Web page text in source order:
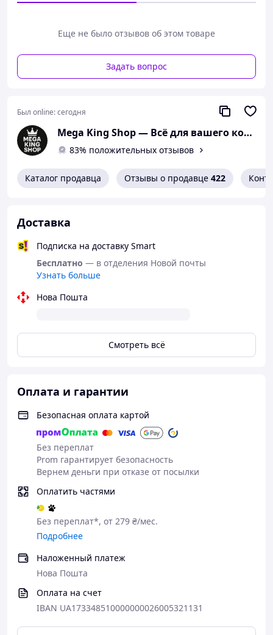
Теневой парус– незаменимый аксессуар
воздухе.
Универсальное крепление специально
комфортного использования тентов парус
в любых условиях и для любых целей.
Компактная упаковка позволит с легкостью
хранить тент в межсезонье или взять его с
Размер: 4х4 м
Материал: Оксфорд
Плотность: 150гр/м2
Степень затенения: 95%
стали
отрезом
Покрытие нитей: защита от УФ;
влагоотталкивающая пропитка.
Еще не было отзывов об этом товаре
Задать вопрос
Был online:сегодня
Mega King Shop — Всё для вашего комфорта, отдыха и безопасности
83% положительных отзывов
Каталог продавца Отзывы о продавце 422
Доставка
Подписка на доставку Smart
Бесплатно — в отделения Новой почты
Узнать больше
Нова Пошта
Смотреть всё
Оплата и гарантии
Безопасная оплата картой
Без переплат
Prom гарантирует безопасность
Вернем деньги при отказе от посылки
Оплатить частями
Без переплат*, от 279 ₴/мес.
Подробнее
Наложенный платеж
Нова Пошта
Оплата на счет
IBAN UA173348510000000026005321131